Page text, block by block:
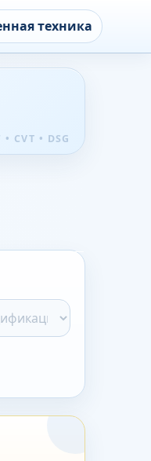
техника